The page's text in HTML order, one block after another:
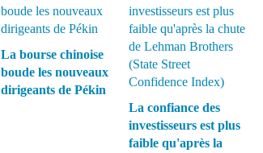
La bourse chinoise
boude les nouveaux
dirigeants de Pékin
La confiance des
investisseurs est plus
faible qu'après la